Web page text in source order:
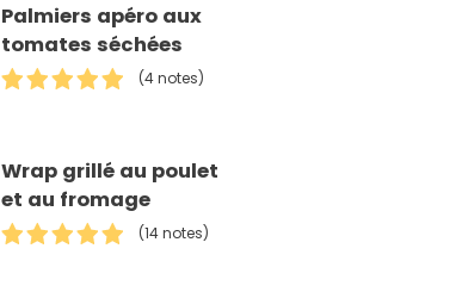
Palmiers apéro aux
tomates séchées
(4 notes)
Wrap grillé au poulet
et au fromage
(14 notes)